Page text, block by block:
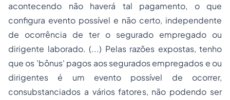
acontecendo não haverá tal pagamento, o que
configura evento possível e não certo, independente
de ocorrência de ter o segurado empregado ou
dirigente laborado. (...) Pelas razões expostas, tenho
que os 'bônus' pagos aos segurados empregados e ou
dirigentes é um evento possível de ocorrer,
consubstanciados a vários fatores, não podendo ser